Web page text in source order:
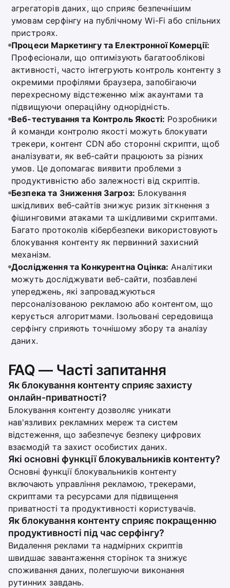
агрегаторів даних, що сприяє безпечнішим
умовам серфінгу на публічному Wi-Fi або спільних
пристроях.
Процеси Маркетингу та Електронної Комерції:
Професіонали, що оптимізують багатооблікові
активності, часто інтегрують контроль контенту з
окремими профілями браузера, запобігаючи
перехресному відстеженню між акаунтами та
підвищуючи операційну однорідність.
Веб-тестування та Контроль Якості: Розробники
й команди контролю якості можуть блокувати
трекери, контент CDN або сторонні скрипти, щоб
аналізувати, як веб-сайти працюють за різних
умов. Це допомагає виявити проблеми з
продуктивністю або залежності від скриптів.
Безпека та Зниження Загроз: Блокування
шкідливих веб-сайтів знижує ризик зіткнення з
фішинговими атаками та шкідливими скриптами.
Багато протоколів кібербезпеки використовують
блокування контенту як первинний захисний
механізм.
Дослідження та Конкурентна Оцінка: Аналітики
можуть досліджувати веб-сайти, позбавлені
упереджень, які запроваджуються
персоналізованою рекламою або контентом, що
керується алгоритмами. Ізольовані середовища
серфінгу сприяють точнішому збору та аналізу
даних.
FAQ — Часті запитання
Як блокування контенту сприяє захисту
онлайн-приватності?
Блокування контенту дозволяє уникати
нав'язливих рекламних мереж та систем
відстеження, що забезпечує безпеку цифрових
взаємодій та захист особистих даних.
Які основні функції блокувальників контенту?
Основні функції блокувальників контенту
включають управління рекламою, трекерами,
скриптами та ресурсами для підвищення
приватності та продуктивності користувачів.
Як блокування контенту сприяє покращенню
продуктивності під час серфінгу?
Видалення реклами та надмірних скриптів
швидшає завантаження сторінок та знижує
споживання даних, полегшуючи виконання
рутинних завдань.